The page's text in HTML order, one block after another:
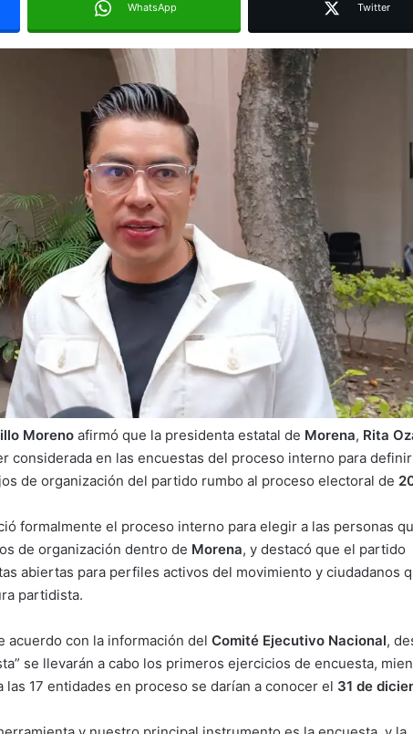
WhatsApp Twitter
Moreno afirmó que la presidenta estatal de Morena, Rita
considerada en las encuestas del proceso interno para
de organización del partido rumbo al proceso electoral de
formalmente el proceso interno para elegir a las personas
de organización dentro de Morena, y destacó que el partido
abiertas para perfiles activos del movimiento y ciudadanos
partidista.
acuerdo con la información del Comité Ejecutivo Nacional,
se llevarán a cabo los primeros ejercicios de encuesta,
17 entidades en proceso se darían a conocer el 31 de